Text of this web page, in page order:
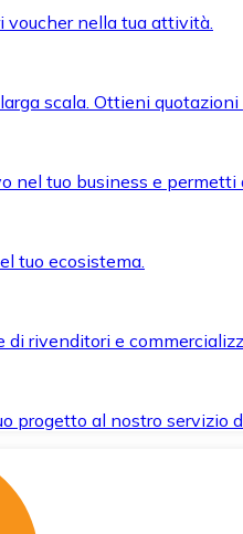
voucher nella tua attività.
scala. Ottieni
nel tuo business e
tuo ecosistema.
di rivenditori e
progetto al nostro servizio